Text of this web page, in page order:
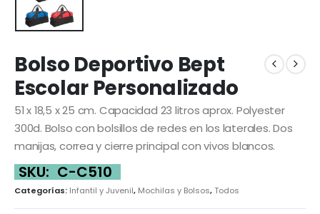
Bolso Deportivo Bept
Escolar Personalizado
51 x 18,5 x 25 cm. Capacidad 23 litros aprox. Polyester
300d. Bolso con bolsillos de redes en los laterales. Dos
manijas, correa y cierre principal con vivos blancos.
SKU: C-C510
Categorías: Infantil y Juvenil, Mochilas y Bolsos,Todos